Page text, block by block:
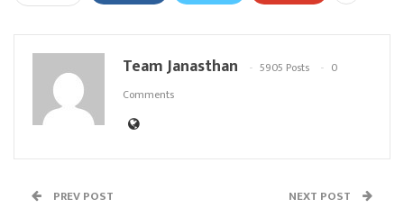
Team Janasthan 5905 Posts
0
Comments
PREV POST NEXT POST